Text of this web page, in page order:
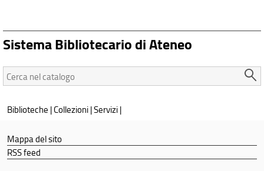
Sistema Bibliotecario di Ateneo
Cerca
nel
Biblioteche |Collezioni|Servizi|
Mappa del sito
RSS feed